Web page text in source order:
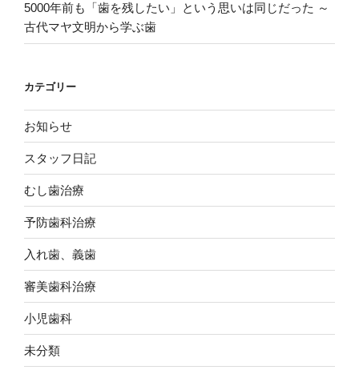
5000年前も「歯を残したい」という思いは同じだった ～
古代マヤ文明から学ぶ歯
カテゴリー
お知らせ
スタッフ日記
むし歯治療
予防歯科治療
入れ歯、義歯
審美歯科治療
小児歯科
未分類